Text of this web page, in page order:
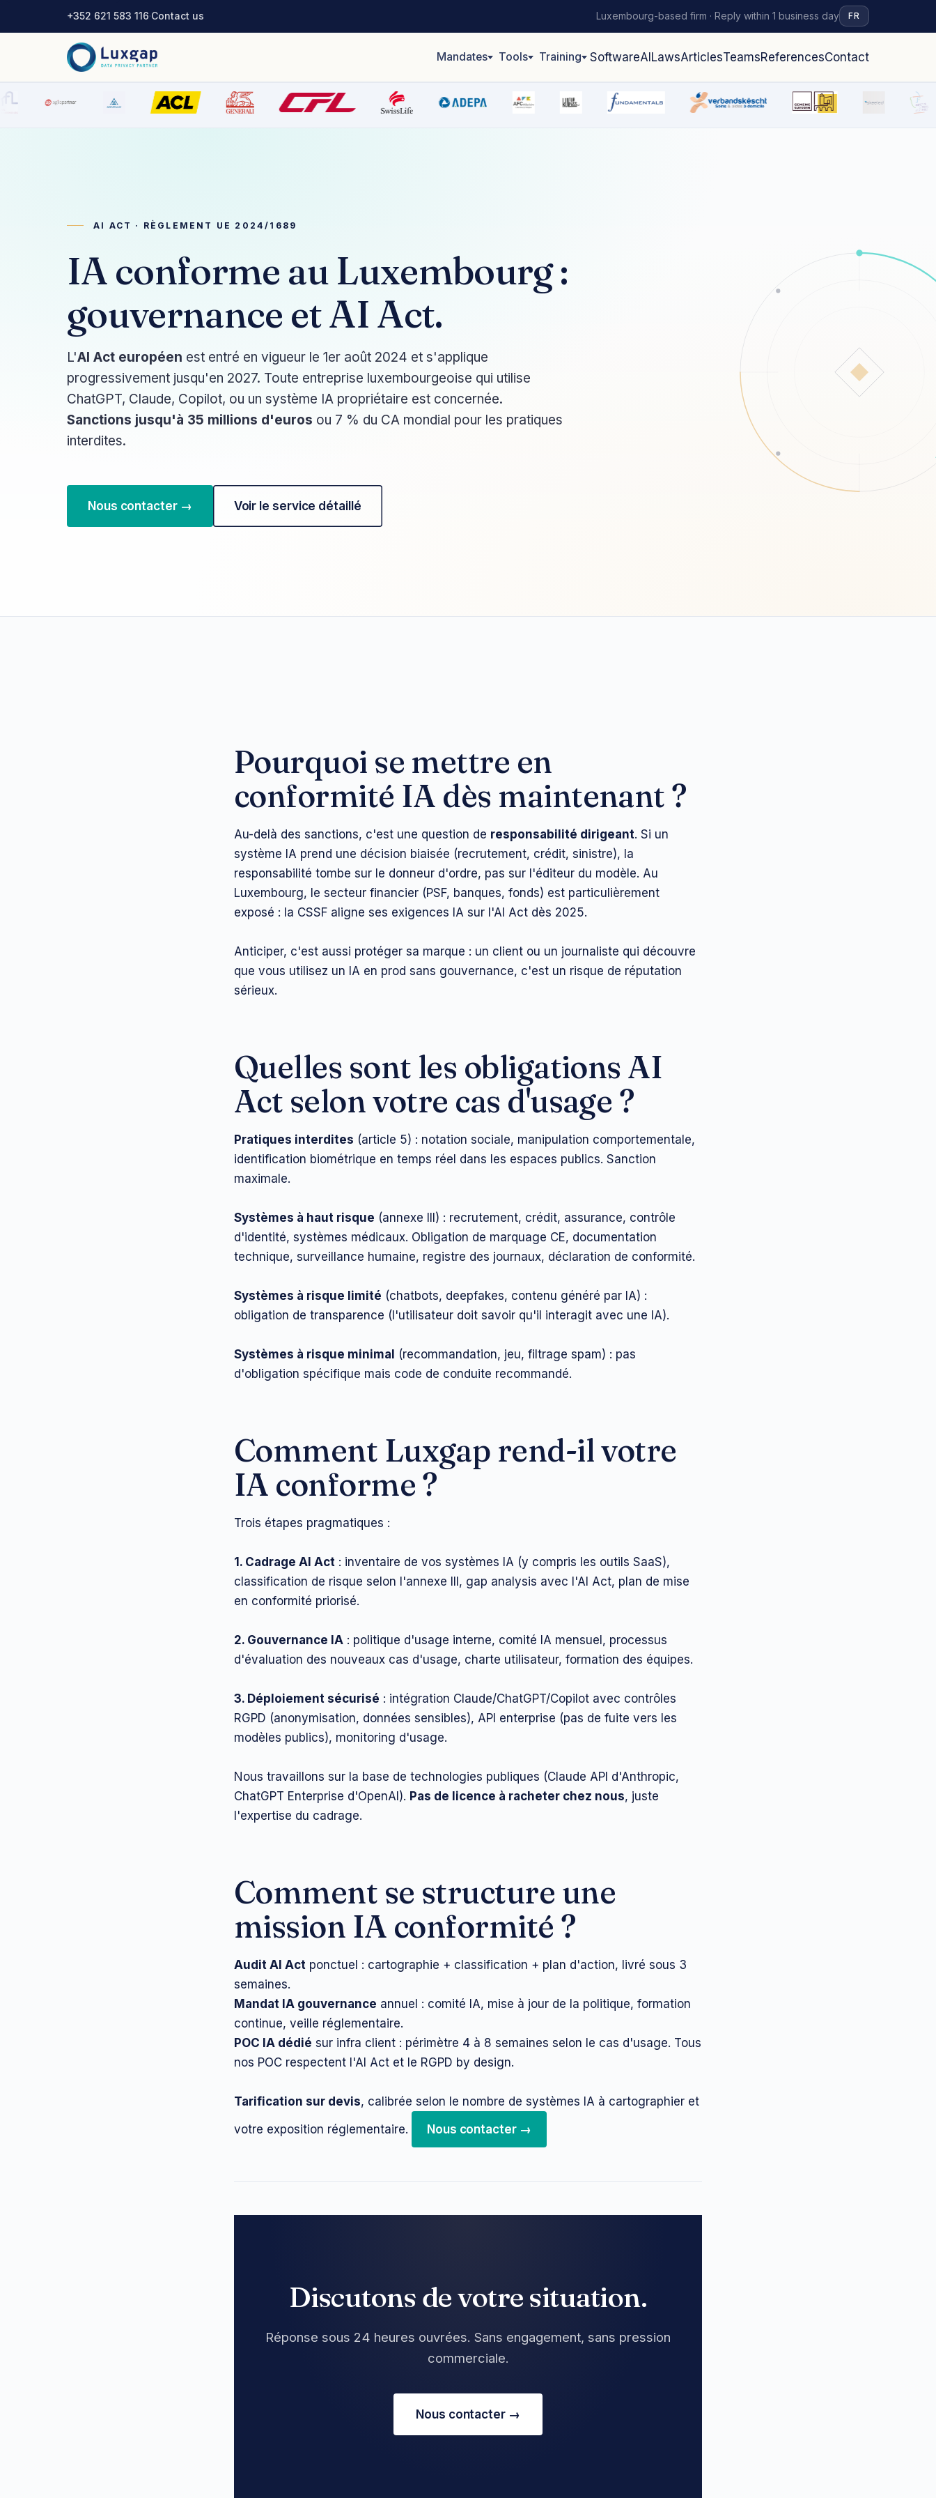
+352 621 583 116·Contact us Luxembourg-based firm · Reply within 1 business day FR
Mandates Tools Training SoftwareAI LawsArticlesTeamsReferencesContact
AI ACT · RÈGLEMENT UE 2024/1689
IA conforme au Luxembourg :
gouvernance et AI Act.
L'AI Act européen est entré en vigueur le 1er août 2024 et s'applique
progressivement jusqu'en 2027. Toute entreprise luxembourgeoise qui utilise
ChatGPT, Claude, Copilot, ou un système IA propriétaire est concernée.
Sanctions jusqu'à 35 millions d'euros ou 7 % du CA mondial pour les pratiques
interdites.
Nous contacter → Voir le service détaillé
Pourquoi se mettre en
conformité IA dès maintenant ?
Au-delà des sanctions, c'est une question de responsabilité dirigeant. Si un
système IA prend une décision biaisée (recrutement, crédit, sinistre), la
responsabilité tombe sur le donneur d'ordre, pas sur l'éditeur du modèle. Au
Luxembourg, le secteur financier (PSF, banques, fonds) est particulièrement
exposé : la CSSF aligne ses exigences IA sur l'AI Act dès 2025.
Anticiper, c'est aussi protéger sa marque : un client ou un journaliste qui découvre
que vous utilisez un IA en prod sans gouvernance, c'est un risque de réputation
sérieux.
Quelles sont les obligations AI
Act selon votre cas d'usage ?
Pratiques interdites (article 5) : notation sociale, manipulation comportementale,
identification biométrique en temps réel dans les espaces publics. Sanction
maximale.
Systèmes à haut risque (annexe III) : recrutement, crédit, assurance, contrôle
d'identité, systèmes médicaux. Obligation de marquage CE, documentation
technique, surveillance humaine, registre des journaux, déclaration de conformité.
Systèmes à risque limité (chatbots, deepfakes, contenu généré par IA) :
obligation de transparence (l'utilisateur doit savoir qu'il interagit avec une IA).
Systèmes à risque minimal (recommandation, jeu, filtrage spam) : pas
d'obligation spécifique mais code de conduite recommandé.
Comment Luxgap rend-il votre
IA conforme ?
Trois étapes pragmatiques :
1. Cadrage AI Act : inventaire de vos systèmes IA (y compris les outils SaaS),
classification de risque selon l'annexe III, gap analysis avec l'AI Act, plan de mise
en conformité priorisé.
2. Gouvernance IA : politique d'usage interne, comité IA mensuel, processus
d'évaluation des nouveaux cas d'usage, charte utilisateur, formation des équipes.
3. Déploiement sécurisé : intégration Claude/ChatGPT/Copilot avec contrôles
RGPD (anonymisation, données sensibles), API enterprise (pas de fuite vers les
modèles publics), monitoring d'usage.
Nous travaillons sur la base de technologies publiques (Claude API d'Anthropic,
ChatGPT Enterprise d'OpenAI). Pas de licence à racheter chez nous, juste
l'expertise du cadrage.
Comment se structure une
mission IA conformité ?
Audit AI Act ponctuel : cartographie + classification + plan d'action, livré sous 3
semaines.
Mandat IA gouvernance annuel : comité IA, mise à jour de la politique, formation
continue, veille réglementaire.
POC IA dédié sur infra client : périmètre 4 à 8 semaines selon le cas d'usage. Tous
nos POC respectent l'AI Act et le RGPD by design.
Tarification sur devis, calibrée selon le nombre de systèmes IA à cartographier et
votre exposition réglementaire.
Nous contacter →
Discutons de votre situation.
Réponse sous 24 heures ouvrées. Sans engagement, sans pression
commerciale.
Nous contacter →